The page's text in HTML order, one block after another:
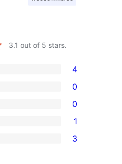
3.1 out of 5 stars.
4
0
0
1
3